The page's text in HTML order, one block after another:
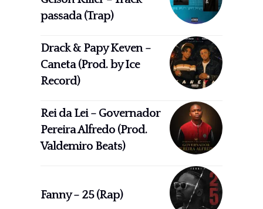
passada (Trap)
Drack & Papy Keven –
Caneta (Prod. by Ice
Record)
Rei da Lei – Governador
Pereira Alfredo (Prod.
Valdemiro Beats)
Fanny – 25 (Rap)